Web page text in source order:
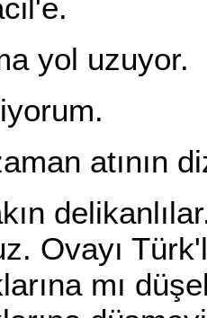
uzuyor.
atının
Ovayı
mı